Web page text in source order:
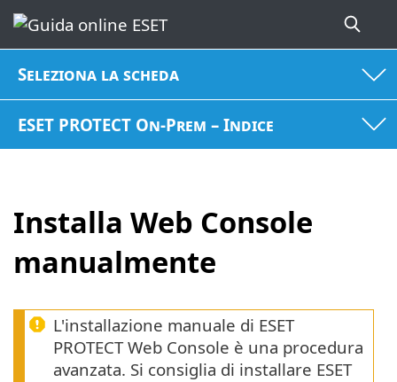
Seleziona la scheda
ESET PROTECT On-Prem – Indice
Installa Web Console
manualmente
L'installazione manuale di ESET
PROTECT Web Console è una procedura
avanzata. Si consiglia di installare ESET